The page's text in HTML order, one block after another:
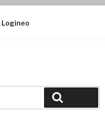
Logineo